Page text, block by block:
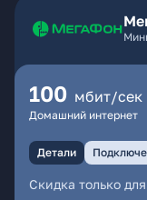
100 мбит/сек
Домашний интернет
Детали
Скидка только